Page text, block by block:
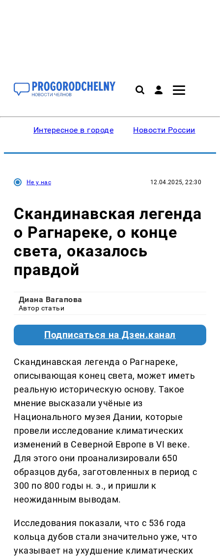
Интересное в городе Новости России
Не у нас 12.04.2025, 22:30
Скандинавская легенда
о Рагнареке, о конце
света, оказалось
правдой
Диана Вагапова
Автор статьи
Подписаться на Дзен.канал
Скандинавская легенда о Рагнареке,
описывающая конец света, может иметь
реальную историческую основу. Такое
мнение высказали учёные из
Национального музея Дании, которые
провели исследование климатических
изменений в Северной Европе в VI веке.
Для этого они проанализировали 650
образцов дуба, заготовленных в период с
300 по 800 годы н. э., и пришли к
неожиданным выводам.
Исследования показали, что с 536 года
кольца дубов стали значительно уже, что
указывает на ухудшение климатических